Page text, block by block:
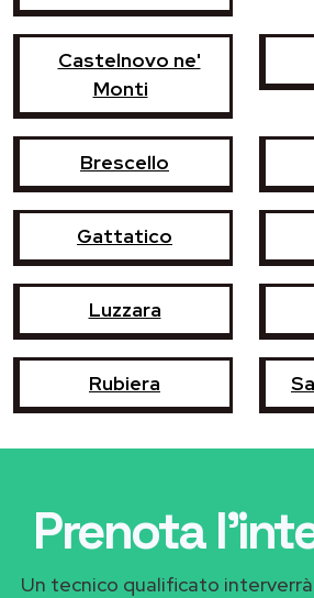
Castelnovo ne'
Monti
Brescello
Gattatico
Luzzara
Rubiera
Prenota
Un tecnico qualificato interverrà